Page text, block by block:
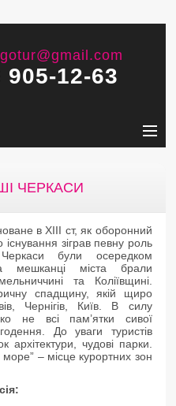
905-12-63
ЧЕРКАСИ
в XIII ст, як оборонний
зіграв певну роль
були осередком
мешканці міста брали
та Коліївщині.
спадщину, якій щиро
Чернігів, Київ. В силу
не всі пам’ятки сивої
До уваги туристів
архітектури, чудові парки.
– місце курортних зон